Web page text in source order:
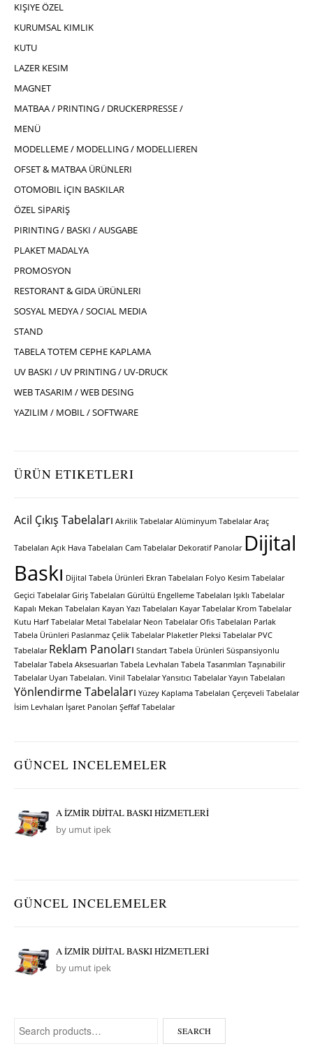
KIŞIYE ÖZEL
KURUMSAL KIMLIK
KUTU
LAZER KESIM
MAGNET
MATBAA / PRINTING / DRUCKERPRESSE /
MENÜ
MODELLEME / MODELLING / MODELLIEREN
OFSET & MATBAA ÜRÜNLERI
OTOMOBIL İÇIN BASKILAR
ÖZEL SİPARİŞ
PIRINTING / BASKI / AUSGABE
PLAKET MADALYA
PROMOSYON
RESTORANT & GIDA ÜRÜNLERI
SOSYAL MEDYA / SOCIAL MEDIA
STAND
TABELA TOTEM CEPHE KAPLAMA
UV BASKI / UV PRINTING / UV-DRUCK
WEB TASARIM / WEB DESING
YAZILIM / MOBIL / SOFTWARE
ÜRÜN ETIKETLERI
Acil Çıkış Tabelaları Akrilik Tabelalar Alüminyum Tabelalar Araç
Tabelaları Açık Hava Tabelaları Cam Tabelalar Dekoratif Panolar Dijital
Baskı Dijital Tabela Ürünleri Ekran Tabelaları Folyo Kesim Tabelalar
Geçici Tabelalar Giriş Tabelaları Gürültü Engelleme Tabelaları Işıklı Tabelalar
Kapalı Mekan Tabelaları Kayan Yazı Tabelaları Kayar Tabelalar Krom Tabelalar
Kutu Harf Tabelalar Metal Tabelalar Neon Tabelalar Ofis Tabelaları Parlak
Tabela Ürünleri Paslanmaz Çelik Tabelalar Plaketler Pleksi Tabelalar PVC
Tabelalar Reklam Panoları Standart Tabela Ürünleri Süspansiyonlu
Tabelalar Tabela Aksesuarları Tabela Levhaları Tabela Tasarımları Taşınabilir
Tabelalar Uyarı Tabelaları. Vinil Tabelalar Yansıtıcı Tabelalar Yayın Tabelaları
Yönlendirme Tabelaları Yüzey Kaplama Tabelaları Çerçeveli Tabelalar
İsim Levhaları İşaret Panoları Şeffaf Tabelalar
GÜNCEL INCELEMELER
A İZMİR DİJİTAL BASKI HİZMETLERİ
by umut ipek
GÜNCEL INCELEMELER
A İZMİR DİJİTAL BASKI HİZMETLERİ
by umut ipek
Search for: SEARCH